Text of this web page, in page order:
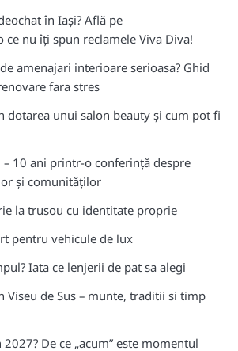
în Iași? Află pe
ce nu îți spun reclamele Viva Diva!
amenajari interioare serioasa? Ghid
fara stres
dotarea unui salon beauty și cum pot fi
– 10 ani printr-o conferință despre
și comunităților
la trusou cu identitate proprie
pentru vehicule de lux
Iata ce lenjerii de pat sa alegi
Viseu de Sus – munte, traditii si timp
De ce „acum” este momentul